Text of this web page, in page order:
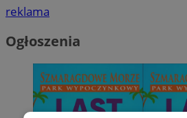
reklama
Ogłoszenia